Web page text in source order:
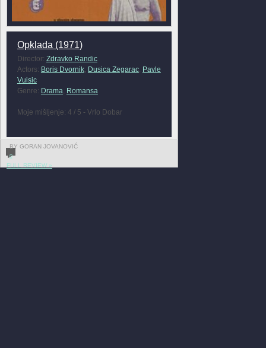
Opklada (1971)
Director: Zdravko Randic
Actors: Boris Dvornik, Dusica Zegarac, Pavle
Vuisic
Genre: Drama, Romansa
Moje mišljenje: 4 / 5 - Vrlo Dobar
BY GORAN JOVANOVIĆ
0
FULL REVIEW »